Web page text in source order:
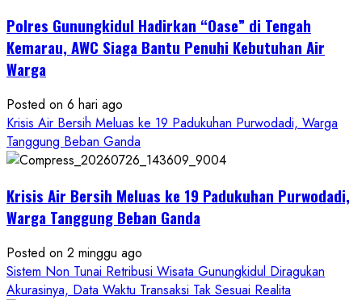
Masuk
Kerja
Seret
Oknum
Wartawan
Polres Gunungkidul Hadirkan “Oase” di Tengah
Kemarau, AWC Siaga Bantu Penuhi Kebutuhan Air
Warga
Posted on 6 hari ago
Krisis Air Bersih Meluas ke 19 Padukuhan Purwodadi, Warga
Tanggung Beban Ganda
Krisis Air Bersih Meluas ke 19 Padukuhan Purwodadi,
Warga Tanggung Beban Ganda
Posted on 2 minggu ago
Sistem Non Tunai Retribusi Wisata Gunungkidul Diragukan
Akurasinya, Data Waktu Transaksi Tak Sesuai Realita